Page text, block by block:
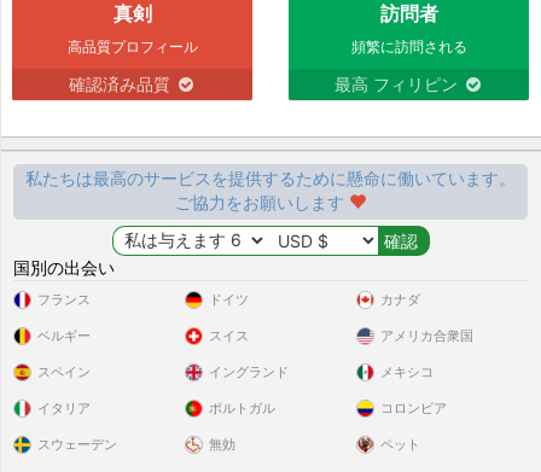
真剣
高品質プロフィール
確認済み品質
訪問者
頻繁に訪問される
最高 フィリピン
私たちは最高のサービスを提供するために懸命に働いています。
ご協力をお願いします
国別の出会い
フランス
ベルギー
スペイン
イタリア
スウェーデン
ドイツ
スイス
イングランド
ポルトガル
無効
カナダ
アメリカ合衆国
メキシコ
コロンビア
ペット